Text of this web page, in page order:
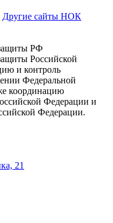
Другие сайты НОК
РФ
Российской
и контроль
Федеральной
координацию
Федерации и
Федерации.
21